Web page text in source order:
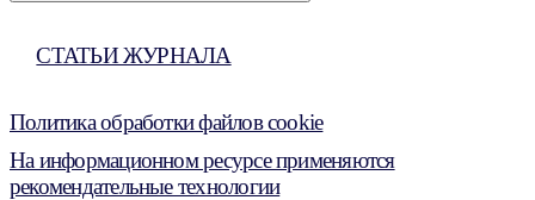
СТАТЬИ ЖУРНАЛА
Политика обработки файлов cookie
На информационном ресурсе применяются
рекомендательные технологии